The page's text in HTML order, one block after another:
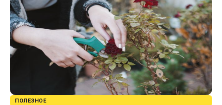
ПОЛЕЗНОЕ